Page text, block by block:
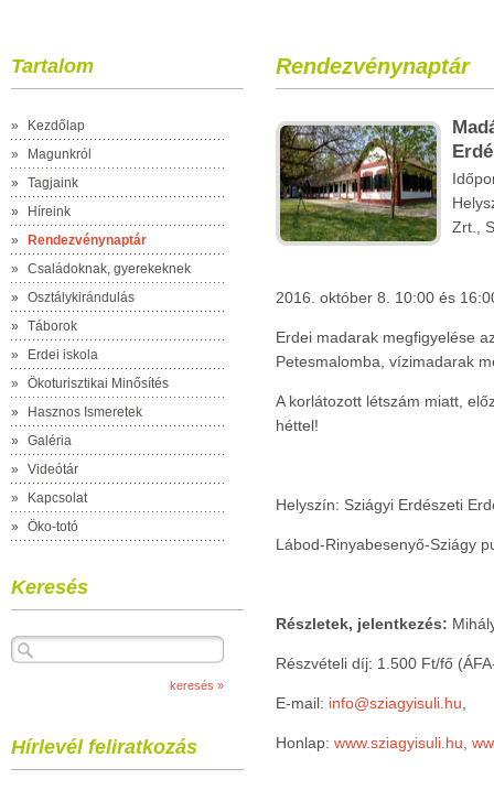
Tartalom
»
Kezdőlap
»
Magunkról
»
Tagjaink
»
Híreink
»
Rendezvénynaptár
»
Családoknak, gyerekeknek
»
Osztálykirándulás
»
Táborok
»
Erdei iskola
»
Ökoturisztikai Minősítés
»
Hasznos Ismeretek
»
Galéria
»
Videótár
»
Kapcsolat
»
Öko-totó
Keresés
Hírlevél feliratkozás
Rendezvénynaptár
Zrt.,
2016. október 8. 10:00 és
Erdei madarak megfigyelése
Petesmalomba, vízimadarak
A korlátozott létszám miatt,
héttel!
Helyszín: Sziágyi Erdészeti
Lábod-Rinyabesenyő-Sziágy
Részletek, jelentkezés:
Részvételi díj: 1.500 Ft/fő
E-mail: info@sziagyisuli.hu
Honlap: www.sziagyisuli.hu